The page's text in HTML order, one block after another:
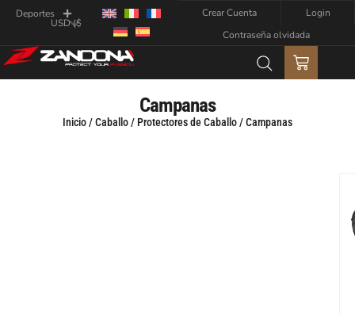
Deportes Crear Cuenta
Login
Contraseña olvidada
Campanas
Inicio/Caballo/ Protectores de Caballo/ Campanas